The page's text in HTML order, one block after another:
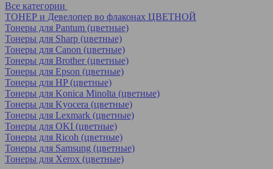
Все категории
ТОНЕР и Девелопер во флаконах ЦВЕТНОЙ
Тонеры для Pantum (цветные)
Тонеры для Sharp (цветные)
Тонеры для Canon (цветные)
Тонеры для Brother (цветные)
Тонеры для Epson (цветные)
Тонеры для HP (цветные)
Тонеры для Konica Minolta (цветные)
Тонеры для Kyocera (цветные)
Тонеры для Lexmark (цветные)
Тонеры для OKI (цветные)
Тонеры для Ricoh (цветные)
Тонеры для Samsung (цветные)
Тонеры для Xerox (цветные)